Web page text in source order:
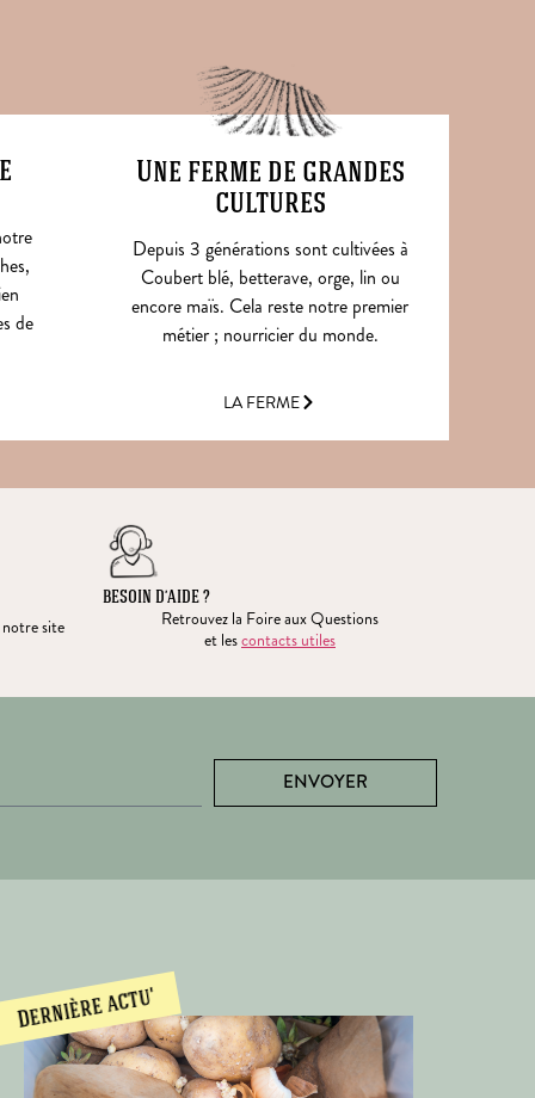
de
Une ferme de grandes
cultures
Depuis 3 générations sont cultivées à
Coubert blé, betterave, orge, lin ou
encore maïs. Cela reste notre premier
métier ; nourricier du monde.
LA FERME
notre site
BESOIN D’AIDE ?
Retrouvez la Foire aux Questions
et lescontacts utiles
ENVOYER
Dernière actu'